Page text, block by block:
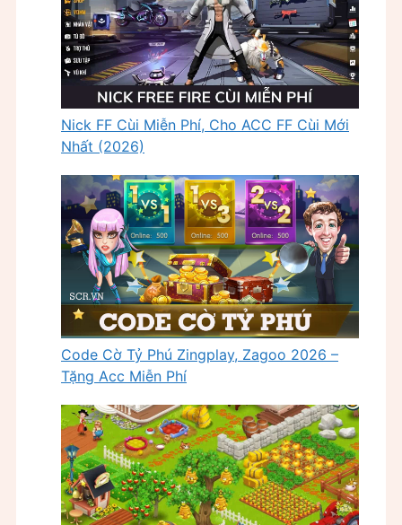
Nick FF Cùi Miễn Phí, Cho ACC FF Cùi Mới
Nhất (2026)
Code Cờ Tỷ Phú Zingplay, Zagoo 2026 –
Tặng Acc Miễn Phí